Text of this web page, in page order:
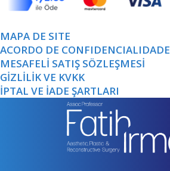
MAPA DE SITE
ACORDO DE CONFIDENCIALIDADE
MESAFELİ SATIŞ SÖZLEŞMESİ
GİZLİLİK VE KVKK
İPTAL VE İADE ŞARTLARI